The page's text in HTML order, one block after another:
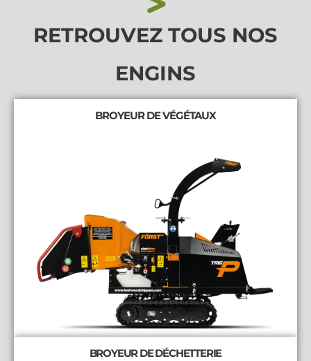
RETROUVEZ TOUS NOS
ENGINS
BROYEUR DE VÉGÉTAUX
BROYEUR DE DÉCHETTERIE